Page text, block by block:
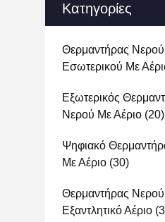
Κατηγορίες
Θερμαντήρας Νερού
Εσωτερικού Με
Εξωτερικός
Νερού Με Αέριο (20)
Ψηφιακό
Με Αέριο (30)
Θερμαντήρας
Εξαντλητικό Αέριο